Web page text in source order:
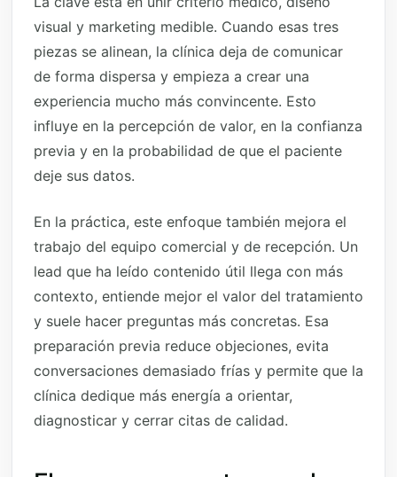
visual y marketing medible. Cuando esas tres
piezas se alinean, la clínica deja de comunicar
de forma dispersa y empieza a crear una
experiencia mucho más convincente. Esto
influye en la percepción de valor, en la confianza
previa y en la probabilidad de que el paciente
deje sus datos.
En la práctica, este enfoque también mejora el
trabajo del equipo comercial y de recepción. Un
lead que ha leído contenido útil llega con más
contexto, entiende mejor el valor del tratamiento
y suele hacer preguntas más concretas. Esa
preparación previa reduce objeciones, evita
conversaciones demasiado frías y permite que la
clínica dedique más energía a orientar,
diagnosticar y cerrar citas de calidad.